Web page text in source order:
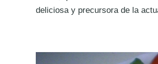
deliciosa y precursora de la